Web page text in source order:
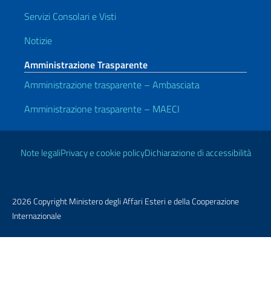
Servizi Consolari e Visti
Notizie
Amministrazione Trasparente
Amministrazione trasparente – Ambasciata
Amministrazione trasparente – MAECI
Link Utili
Note legaliPrivacy e cookie policyDichiarazione di accessibilità
2026 Copyright Ministero degli Affari Esteri e della Cooperazione
Internazionale